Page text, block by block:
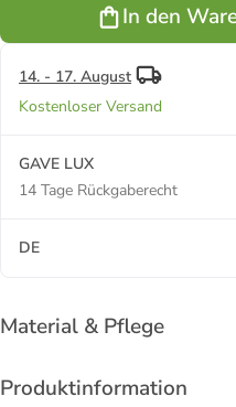
In den
14. - 17. August
Kostenloser Versand
GAVE LUX
14 Tage Rückgaberecht
DE
Material & Pflege
Produktinformation